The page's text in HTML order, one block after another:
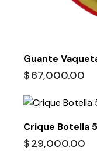
Guante
$67,000.00
Crique Botella
$29,000.00